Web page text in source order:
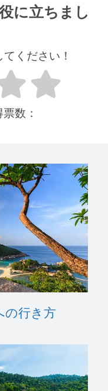
に立ちまし
ください！
数：
の行き方